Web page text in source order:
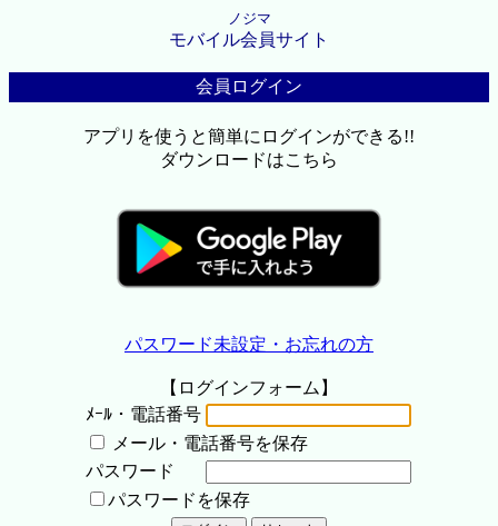
ノジマ
モバイル会員サイト
会員ログイン
アプリを使うと簡単にログインができる!!
ダウンロードはこちら
パスワード未設定・お忘れの方
【ログインフォーム】
ﾒｰﾙ・電話番号
メール・電話番号を保存
パスワード
パスワードを保存